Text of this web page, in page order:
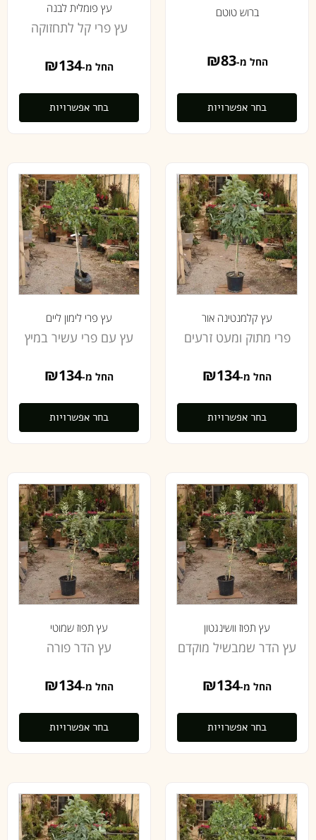
ברוש טוטם
החל מ- ₪83
בחר אפשרויות
עץ פומלית לבנה
עץ פרי קל לתחזוקה
החל מ- ₪134
בחר אפשרויות
עץ קלמנטינה אור
פרי מתוק ומעט זרעים
החל מ- ₪134
בחר אפשרויות
עץ פרי לימון ליים
עץ עם פרי עשיר במיץ
החל מ- ₪134
בחר אפשרויות
עץ תפוז וושינגטון
עץ הדר שמבשיל מוקדם
החל מ- ₪134
בחר אפשרויות
עץ תפוז שמוטי
עץ הדר פורה
החל מ- ₪134
בחר אפשרויות